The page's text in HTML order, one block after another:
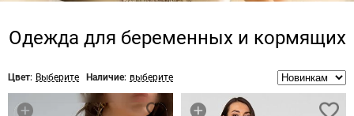
Одежда для беременных и кормящих
Цвет: Выберите Наличие: выберите